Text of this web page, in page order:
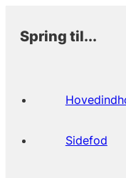
Spring til...
Sidefod